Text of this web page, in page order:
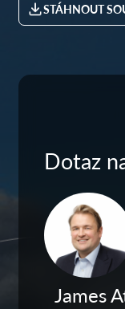
STÁHNOUT
Dotaz
James